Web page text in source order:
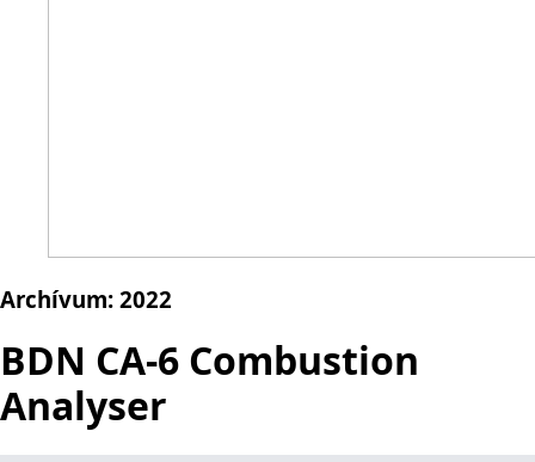
Archívum: 2022
BDN CA-6 Combustion
Analyser